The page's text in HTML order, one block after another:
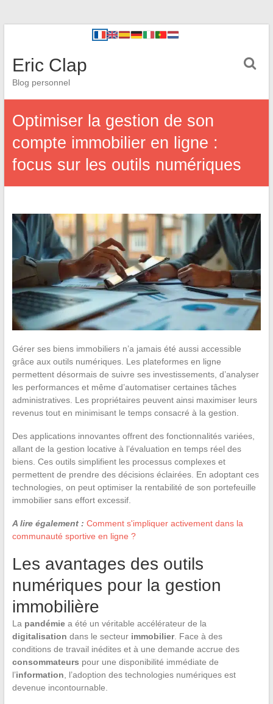
Eric Clap
Blog personnel
Optimiser la gestion de son
compte immobilier en ligne :
focus sur les outils numériques
Gérer ses biens immobiliers n’a jamais été aussi accessible
grâce aux outils numériques. Les plateformes en ligne
permettent désormais de suivre ses investissements, d’analyser
les performances et même d’automatiser certaines tâches
administratives. Les propriétaires peuvent ainsi maximiser leurs
revenus tout en minimisant le temps consacré à la gestion.
Des applications innovantes offrent des fonctionnalités variées,
allant de la gestion locative à l’évaluation en temps réel des
biens. Ces outils simplifient les processus complexes et
permettent de prendre des décisions éclairées. En adoptant ces
technologies, on peut optimiser la rentabilité de son portefeuille
immobilier sans effort excessif.
A lire également : Comment s'impliquer activement dans la
communauté sportive en ligne ?
Les avantages des outils
numériques pour la gestion
immobilière
La pandémiea été un véritable accélérateur de la
digitalisation dans le secteur immobilier. Face à des
conditions de travail inédites et à une demande accrue des
consommateurs pour une disponibilité immédiate de
l’information , l’adoption des technologies numériques est
devenue incontournable.